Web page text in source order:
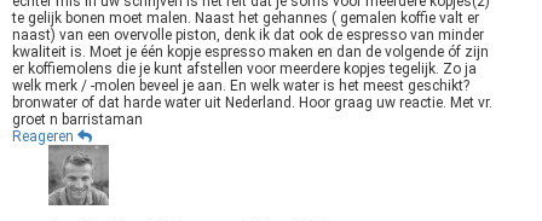
te gelijk bonen moet malen. Naast het gehannes ( gemalen koffie valt er
naast) van een overvolle piston, denk ik dat ook de espresso van minder
kwaliteit is. Moet je één kopje espresso maken en dan de volgende óf zijn
er koffiemolens die je kunt afstellen voor meerdere kopjes tegelijk. Zo ja
welk merk / -molen beveel je aan. En welk water is het meest geschikt?
bronwater of dat harde water uit Nederland. Hoor graag uw reactie. Met vr.
groet n barristaman
Reageren